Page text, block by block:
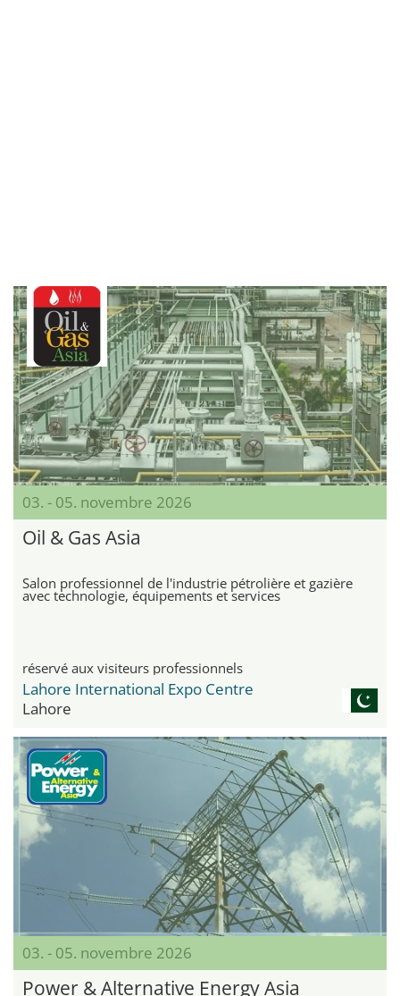
03. - 05. novembre 2026
Oil & Gas Asia
Salon professionnel de l'industrie pétrolière et gazière
avec technologie, équipements et services
réservé aux visiteurs professionnels
Lahore International Expo Centre
Lahore
03. - 05. novembre 2026
Power & Alternative Energy Asia